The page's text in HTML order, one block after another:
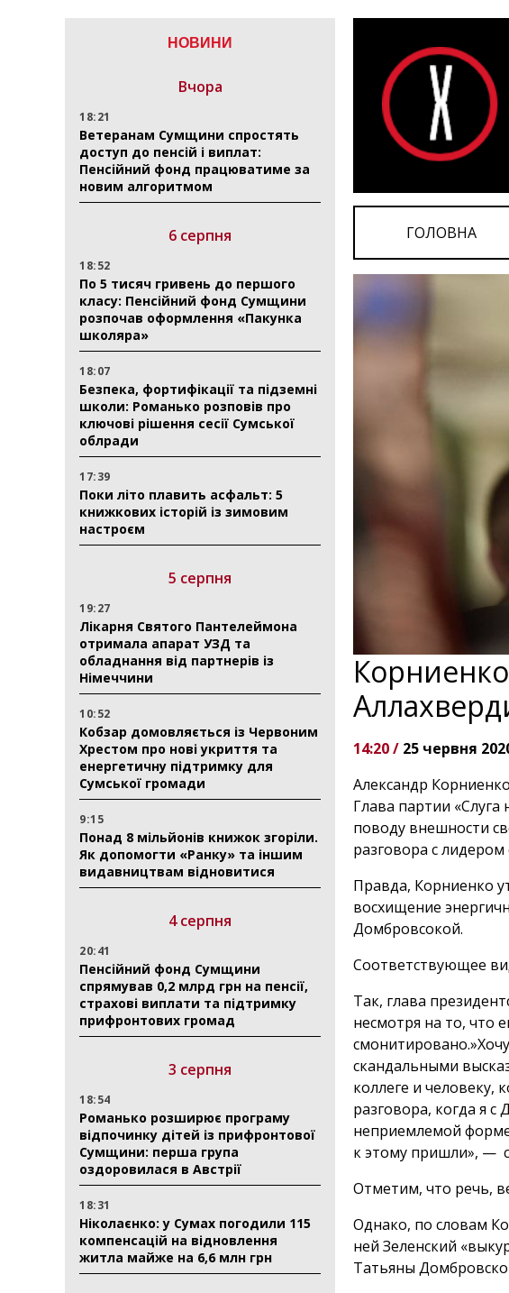
ГОЛОВНА
НОВИНИ
Вчора
18:21
Ветеранам Сумщини спростять
доступ до пенсій і виплат:
Пенсійний фонд працюватиме за
новим алгоритмом
6 серпня
18:52
По 5 тисяч гривень до першого
класу: Пенсійний фонд Сумщини
розпочав оформлення «Пакунка
школяра»
18:07
Безпека, фортифікації та підземні
школи: Романько розповів про
ключові рішення сесії Сумської
облради
17:39
Поки літо плавить асфальт: 5
книжкових історій із зимовим
настроєм
5 серпня
19:27
Лікарня Святого Пантелеймона
отримала апарат УЗД та
обладнання від партнерів із
Німеччини
10:52
Кобзар домовляється із Червоним
Хрестом про нові укриття та
енергетичну підтримку для
Сумської громади
9:15
Понад 8 мільйонів книжок згоріли.
Як допомогти «Ранку» та іншим
видавництвам відновитися
4 серпня
20:41
Пенсійний фонд Сумщини
спрямував 0,2 млрд грн на пенсії,
страхові виплати та підтримку
прифронтових громад
3 серпня
18:54
Романько розширює програму
відпочинку дітей із прифронтової
Сумщини: перша група
оздоровилася в Австрії
18:31
Ніколаєнко: у Сумах погодили 115
компенсацій на відновлення
житла майже на 6,6 млн грн
14:20 / 25 червня
Александр
Глава партии
поводу внешности
разговора с
Правда, Корниенко
восхищение
Домбровсокой.
Соответствующее
Так, глава
несмотря на то, что
скандальными
коллеге и человеку,
разговора, когда я
неприемлемой
к этому пришли», —
Отметим, что речь,
Однако, по словам
ней Зеленский
Татьяны